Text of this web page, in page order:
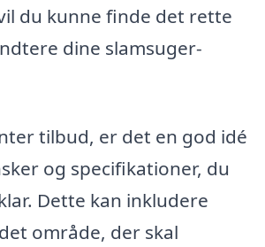
du kunne finde det rette
dine slamsuger-
tilbud, er det en god idé
og specifikationer, du
Dette kan inkludere
område, der skal